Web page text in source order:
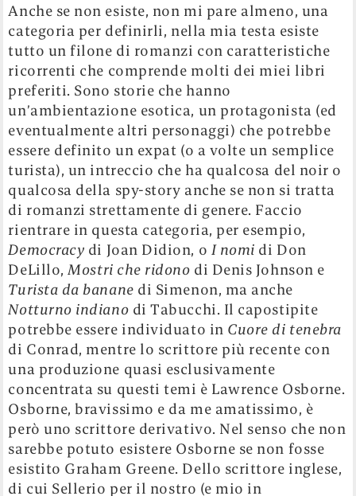
Anche se non esiste, non mi pare almeno, una
categoria per definirli, nella mia testa esiste
tutto un filone di romanzi con caratteristiche
ricorrenti che comprende molti dei miei libri
preferiti. Sono storie che hanno
un’ambientazione esotica, un protagonista (ed
eventualmente altri personaggi) che potrebbe
essere definito un expat (o a volte un semplice
turista), un intreccio che ha qualcosa del noir o
qualcosa della spy-story anche se non si tratta
di romanzi strettamente di genere. Faccio
rientrare in questa categoria, per esempio,
Democracy di Joan Didion, o I nomi di Don
DeLillo,Mostri che ridono di Denis Johnson e
Turista da banane di Simenon, ma anche
Notturno indiano di Tabucchi. Il capostipite
potrebbe essere individuato in Cuore di tenebra
di Conrad, mentre lo scrittore più recente con
una produzione quasi esclusivamente
concentrata su questi temi è Lawrence Osborne.
Osborne, bravissimo e da me amatissimo, è
però uno scrittore derivativo. Nel senso che non
sarebbe potuto esistere Osborne se non fosse
esistito Graham Greene. Dello scrittore inglese,
di cui Sellerio per il nostro (e mio in